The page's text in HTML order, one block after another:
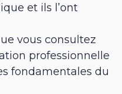
et ils l’ont
vous consultez
professionnelle
fondamentales du